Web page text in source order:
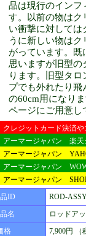
品は現行のインフ
す。以前の物はク
い衝撃に対しては
うに新しい物は
がっています。既
思いますが旧型の
ります。旧型タ
プでも外れたり飛
の60cm用になり
ページにご用意し
クレジットカード決済
アーマージャパン 楽天
アーマージャパン
アーマージャパン
アーマージャパン
ID
ROD-
名
ロッドア
格
7,900円 （